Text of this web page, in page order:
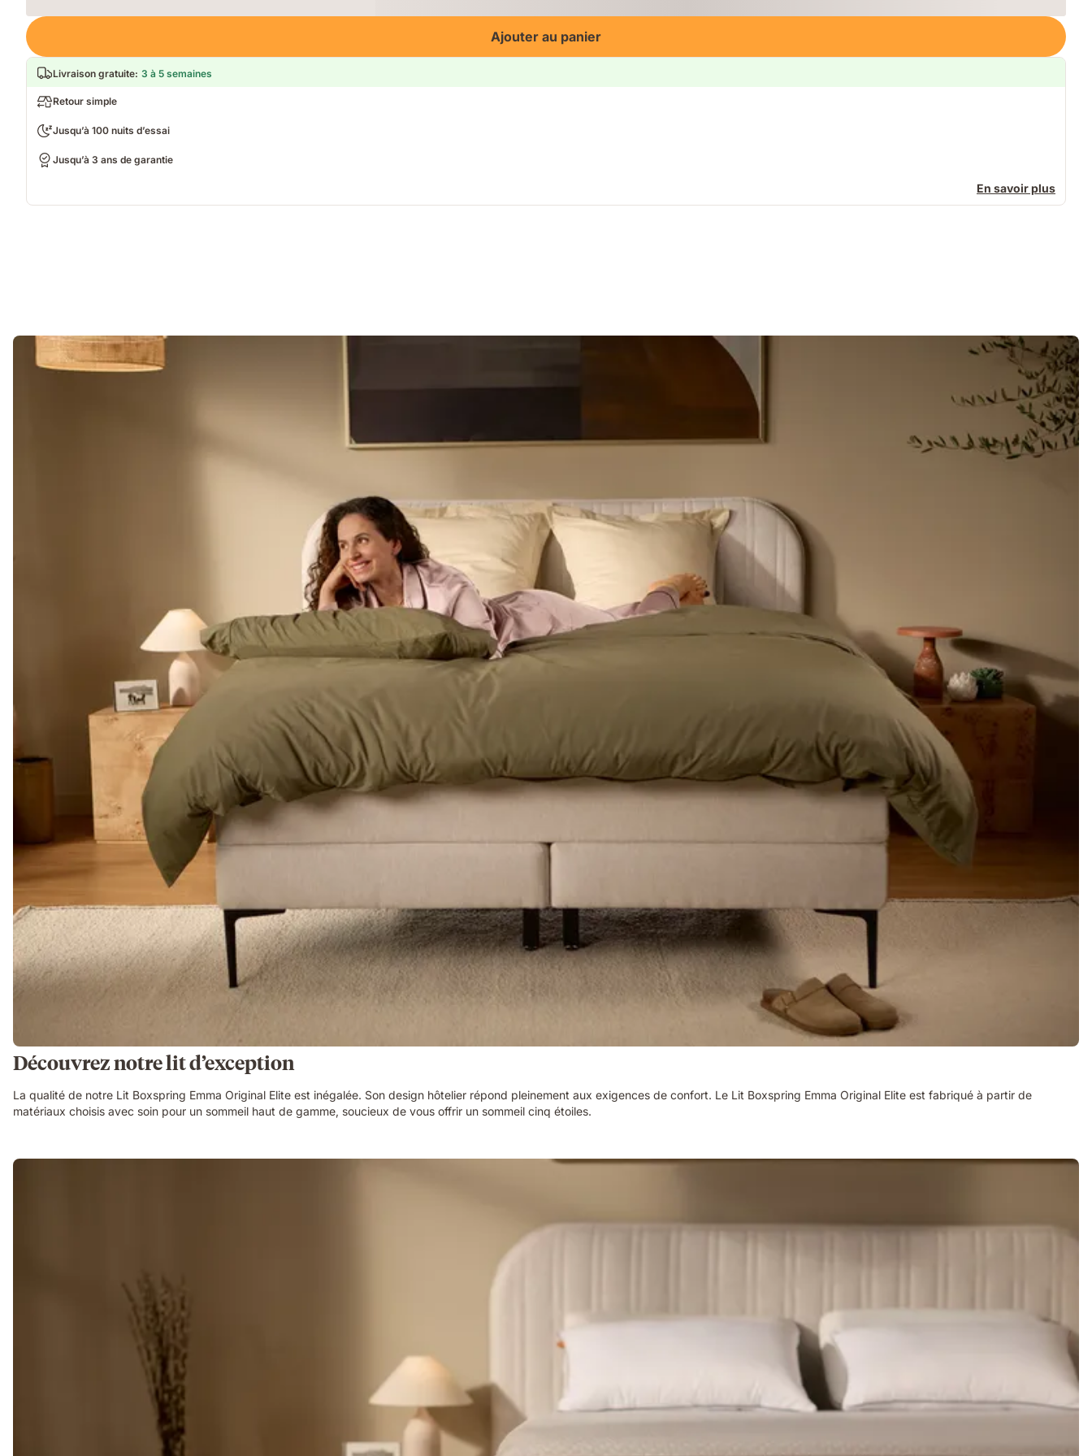
Loading
Ajouter au panier
Livraison gratuite: 3 à 5 semaines
Retour simple
Jusqu’à 100 nuits d’essai
Jusqu’à 3 ans de garantie
En savoir plus
Découvrez notre lit d’exception
La qualité de notre Lit Boxspring Emma Original Elite est inégalée. Son design hôtelier répond pleinement aux exigences de confort. Le Lit Boxspring Emma Original Elite est fabriqué à partir de
matériaux choisis avec soin pour un sommeil haut de gamme, soucieux de vous offrir un sommeil cinq étoiles.